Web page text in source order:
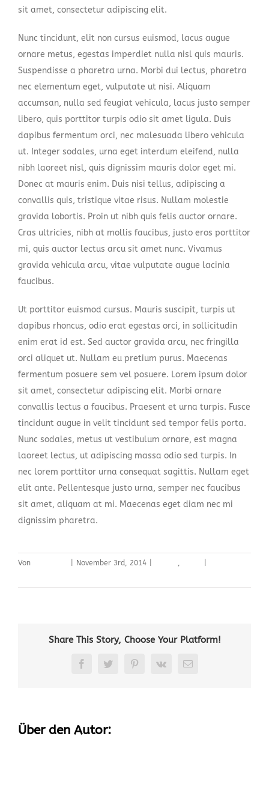
sit amet, consectetur adipiscing elit.
Nunc tincidunt, elit non cursus euismod, lacus augue
ornare metus, egestas imperdiet nulla nisl quis mauris.
Suspendisse a pharetra urna. Morbi dui lectus, pharetra
nec elementum eget, vulputate ut nisi. Aliquam
accumsan, nulla sed feugiat vehicula, lacus justo semper
libero, quis porttitor turpis odio sit amet ligula. Duis
dapibus fermentum orci, nec malesuada libero vehicula
ut. Integer sodales, urna eget interdum eleifend, nulla
nibh laoreet nisl, quis dignissim mauris dolor eget mi.
Donec at mauris enim. Duis nisi tellus, adipiscing a
convallis quis, tristique vitae risus. Nullam molestie
gravida lobortis. Proin ut nibh quis felis auctor ornare.
Cras ultricies, nibh at mollis faucibus, justo eros porttitor
mi, quis auctor lectus arcu sit amet nunc. Vivamus
gravida vehicula arcu, vitae vulputate augue lacinia
faucibus.
Ut porttitor euismod cursus. Mauris suscipit, turpis ut
dapibus rhoncus, odio erat egestas orci, in sollicitudin
enim erat id est. Sed auctor gravida arcu, nec fringilla
orci aliquet ut. Nullam eu pretium purus. Maecenas
fermentum posuere sem vel posuere. Lorem ipsum dolor
sit amet, consectetur adipiscing elit. Morbi ornare
convallis lectus a faucibus. Praesent et urna turpis. Fusce
tincidunt augue in velit tincidunt sed tempor felis porta.
Nunc sodales, metus ut vestibulum ornare, est magna
laoreet lectus, ut adipiscing massa odio sed turpis. In
nec lorem porttitor urna consequat sagittis. Nullam eget
elit ante. Pellentesque justo urna, semper nec faucibus
sit amet, aliquam at mi. Maecenas eget diam nec mi
dignissim pharetra.
Von November 3rd, 2014
Share This Story, Choose Your Platform!
FacebookTwitter PinterestVk
E-
Über den Autor: